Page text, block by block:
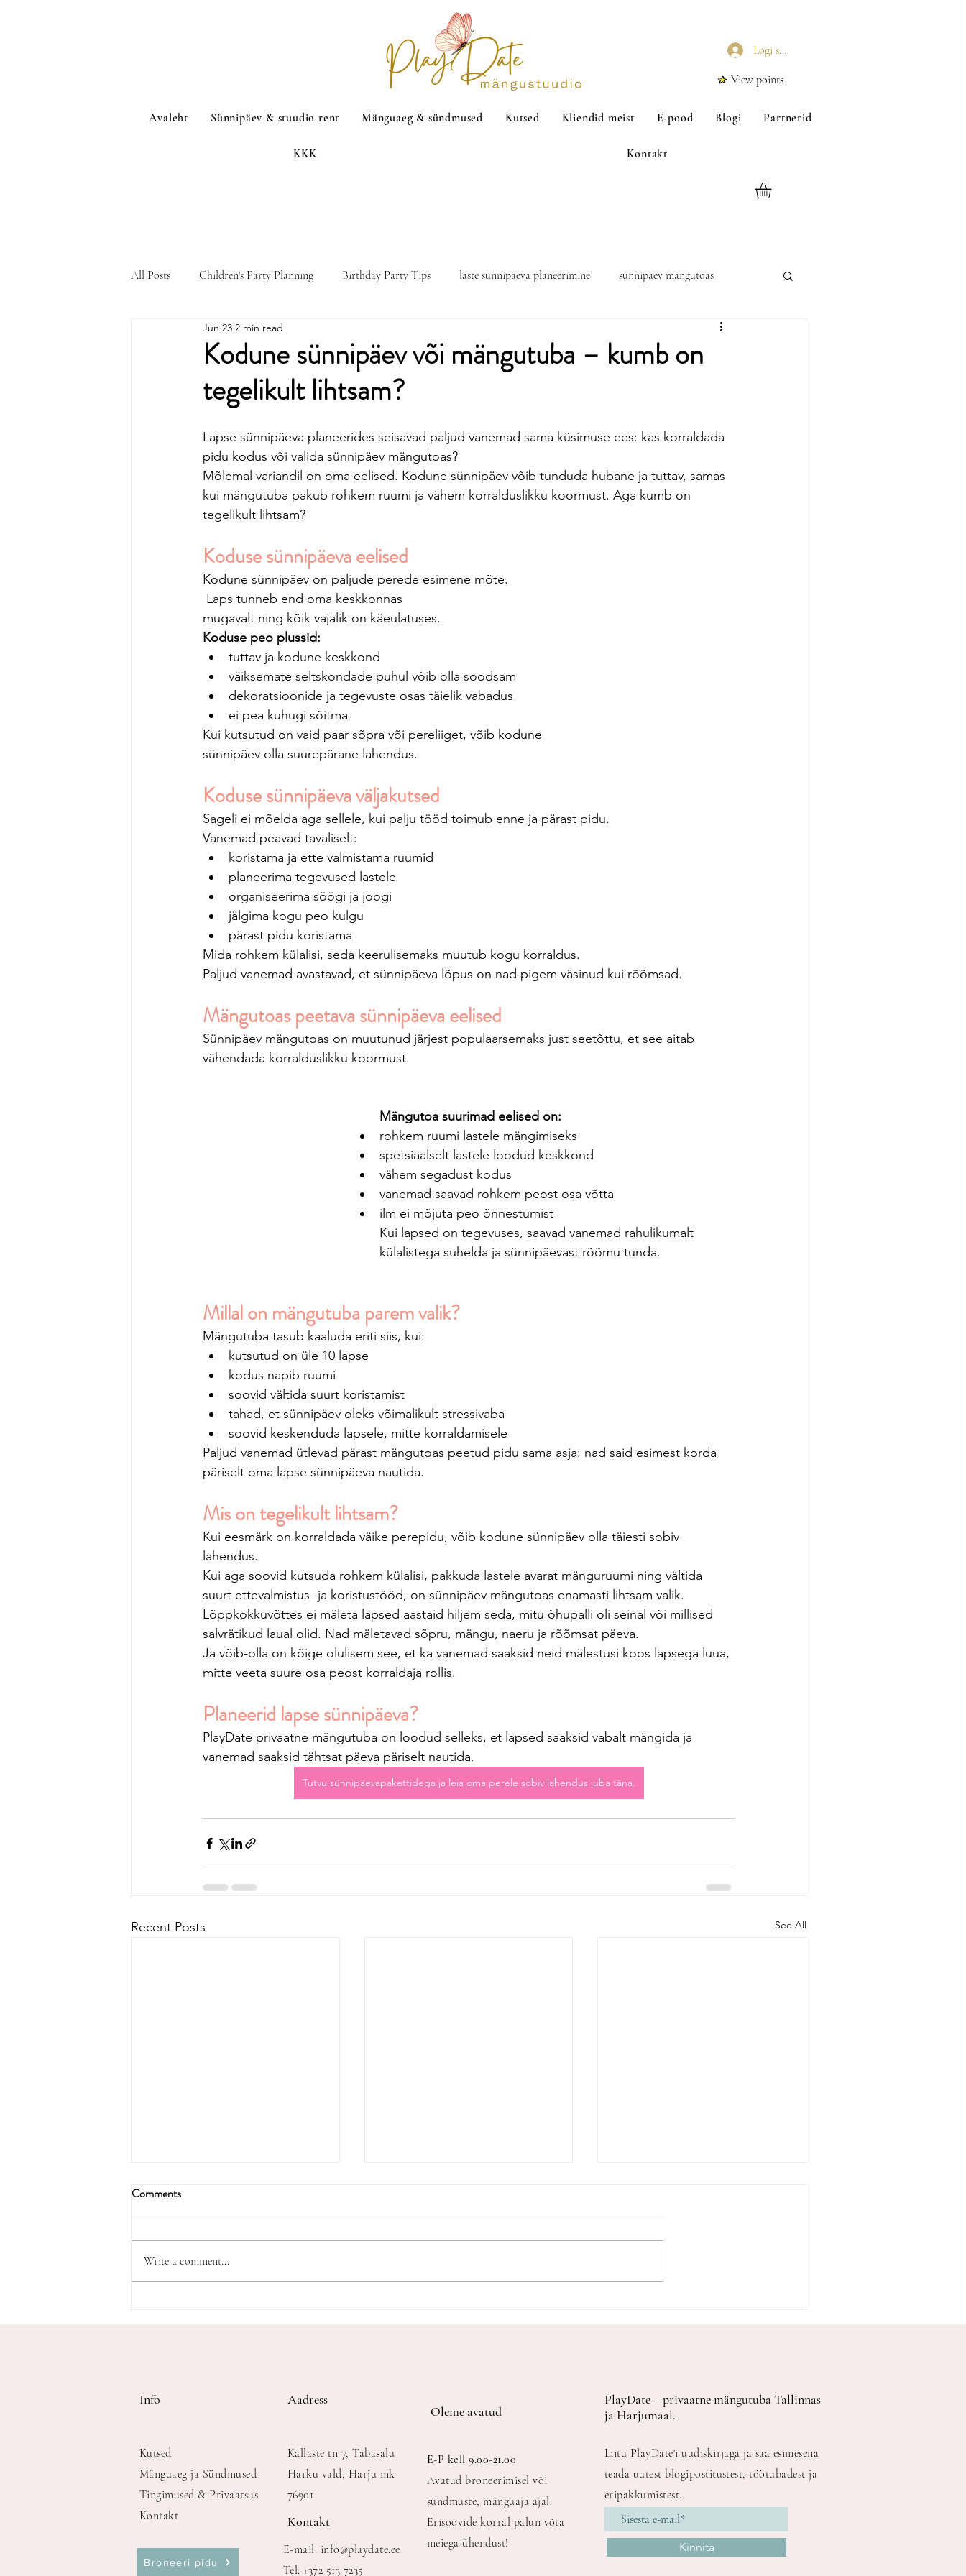
Logi sisse
View points
Avaleht Sünnipäev & stuudio rent Mänguaeg & sündmused Kutsed Kliendid meist E-pood Blogi Partnerid
KKK Kontakt
All Posts Children's Party Planning Birthday Party Tips laste sünnipäeva planeerimine sünnipäev mängutoas
1 aastase lapse sünnipäev
Kodune sünnipäev või mängutuba – kumb on
tegelikult lihtsam?
Jun 23 2 min read
Lapse sünnipäeva planeerides seisavad paljud vanemad sama küsimuse ees: kas korraldada
pidu kodus või valida sünnipäev mängutoas?
Mõlemal variandil on oma eelised. Kodune sünnipäev võib tunduda hubane ja tuttav, samas
kui mängutuba pakub rohkem ruumi ja vähem korralduslikku koormust. Aga kumb on
tegelikult lihtsam?
Koduse sünnipäeva eelised
Kodune sünnipäev on paljude perede esimene mõte.
Laps tunneb end oma keskkonnas
mugavalt ning kõik vajalik on käeulatuses.
Koduse peo plussid:
tuttav ja kodune keskkond
väiksemate seltskondade puhul võib olla soodsam
dekoratsioonide ja tegevuste osas täielik vabadus
ei pea kuhugi sõitma
Kui kutsutud on vaid paar sõpra või pereliiget, võib kodune
sünnipäev olla suurepärane lahendus.
Koduse sünnipäeva väljakutsed
Sageli ei mõelda aga sellele, kui palju tööd toimub enne ja pärast pidu.
Vanemad peavad tavaliselt:
koristama ja ette valmistama ruumid
planeerima tegevused lastele
organiseerima söögi ja joogi
jälgima kogu peo kulgu
pärast pidu koristama
Mida rohkem külalisi, seda keerulisemaks muutub kogu korraldus.
Paljud vanemad avastavad, et sünnipäeva lõpus on nad pigem väsinud kui rõõmsad.
Mängutoas peetava sünnipäeva eelised
Sünnipäev mängutoas on muutunud järjest populaarsemaks just seetõttu, et see aitab
vähendada korralduslikku koormust.
Mängutoa suurimad eelised on:
rohkem ruumi lastele mängimiseks
spetsiaalselt lastele loodud keskkond
vähem segadust kodus
vanemad saavad rohkem peost osa võtta
ilm ei mõjuta peo õnnestumist
Kui lapsed on tegevuses, saavad vanemad rahulikumalt
külalistega suhelda ja sünnipäevast rõõmu tunda.
Millal on mängutuba parem valik?
Mängutuba tasub kaaluda eriti siis, kui:
kutsutud on üle 10 lapse
kodus napib ruumi
soovid vältida suurt koristamist
tahad, et sünnipäev oleks võimalikult stressivaba
soovid keskenduda lapsele, mitte korraldamisele
Paljud vanemad ütlevad pärast mängutoas peetud pidu sama asja: nad said esimest korda
päriselt oma lapse sünnipäeva nautida.
Mis on tegelikult lihtsam?
Kui eesmärk on korraldada väike perepidu, võib kodune sünnipäev olla täiesti sobiv
lahendus.
Kui aga soovid kutsuda rohkem külalisi, pakkuda lastele avarat mänguruumi ning vältida
suurt ettevalmistus- ja koristustööd, on sünnipäev mängutoas enamasti lihtsam valik.
Lõppkokkuvõttes ei mäleta lapsed aastaid hiljem seda, mitu õhupalli oli seinal või millised
salvrätikud laual olid. Nad mäletavad sõpru, mängu, naeru ja rõõmsat päeva.
Ja võib-olla on kõige olulisem see, et ka vanemad saaksid neid mälestusi koos lapsega luua,
mitte veeta suure osa peost korraldaja rollis.
Planeerid lapse sünnipäeva?
PlayDate privaatne mängutuba on loodud selleks, et lapsed saaksid vabalt mängida ja
vanemad saaksid tähtsat päeva päriselt nautida.
Tutvu sünnipäevapakettidega ja leia oma perele sobiv lahendus juba täna.
Recent Posts See All
Comments
Write a comment...
Info Aadress
Oleme avatud
PlayDate – privaatne mängutuba Tallinnas
ja Harjumaal.
Kutsed
Mänguaeg ja Sündmused
Tingimused & Privaatsus
Kontakt
Broneeri pidu
Kallaste tn 7, Tabasalu
Harku vald, Harju mk
76901
Kontakt
E-mail: info@playdate.ee
Tel: +372 513 7235
E-P kell 9.00-21.00
Avatud broneerimisel või
sündmuste, mänguaja ajal.
Erisoovide korral palun võta
meiega ühendust!
Liitu PlayDate'i uudiskirjaga ja saa esimesena
teada uutest blogipostitustest, töötubadest ja
eripakkumistest.
Kinnita